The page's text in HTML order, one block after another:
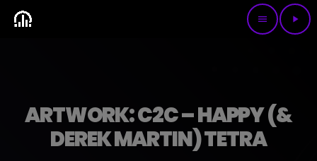
menu play_arrow
ARTWORK: C2C – HAPPY (&
DEREK MARTIN) TETRA